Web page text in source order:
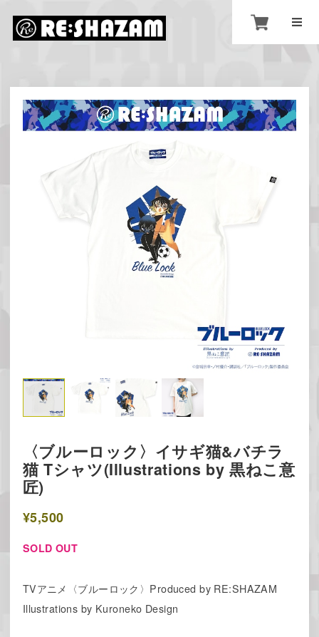
〈ブルーロック〉イサギ猫&バチラ
猫 Tシャツ(Illustrations by 黒ねこ意
匠)
¥5,500
SOLD OUT
TVアニメ〈ブルーロック〉Produced by RE:SHAZAM
Illustrations by Kuroneko Design